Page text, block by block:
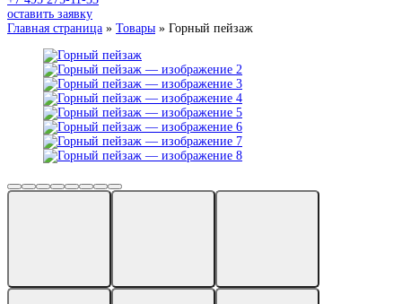
оставить заявку
Главная страница » Товары » Горный пейзаж